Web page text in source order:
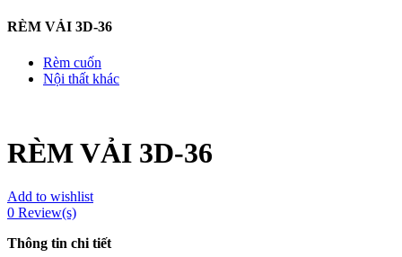
RÈM VẢI 3D-36
Rèm cuốn
Nội thất khác
RÈM VẢI 3D-36
Add to wishlist
0 Review(s)
Thông tin chi tiết